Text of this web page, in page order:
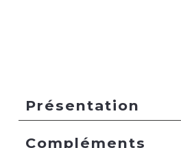
Présentation
Compléments